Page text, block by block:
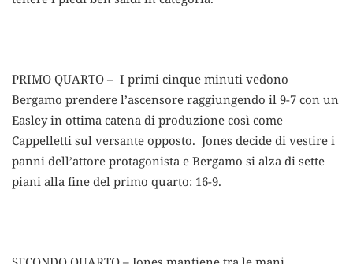
PRIMO QUARTO – I primi cinque minuti vedono
Bergamo prendere l’ascensore raggiungendo il 9-7 con un
Easley in ottima catena di produzione così come
Cappelletti sul versante opposto. Jones decide di vestire i
panni dell’attore protagonista e Bergamo si alza di sette
piani alla fine del primo quarto: 16-9.